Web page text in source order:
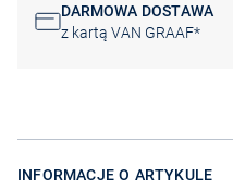
DARMOWA DOSTAWA
z kartą VAN GRAAF*
INFORMACJE O ARTYKULE